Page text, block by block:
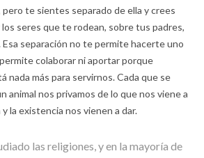
pero te sientes separado de ella y crees
seres que te rodean, sobre tus padres,
Esa separación no te permite hacerte uno
colaborar ni aportar porque
nada más para servirnos. Cada que se
animal nos privamos de lo que nos viene a
la existencia nos vienen a dar.
las religiones, y en la mayoría de